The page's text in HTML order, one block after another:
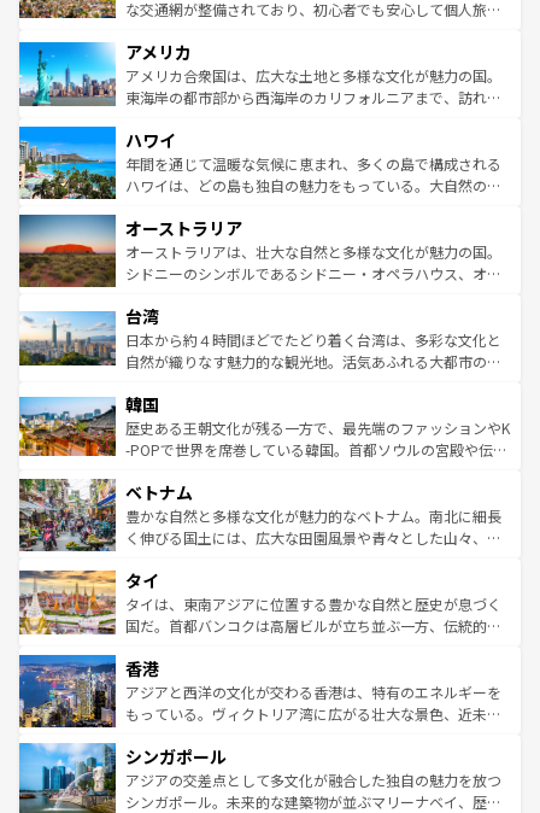
を参照してほしい。
戦など、本場だからこそできる体験も豊富。イギリスを旅
ンツ一覧を参照してほしい。
な交通網が整備されており、初心者でも安心して個人旅行
の建物がそのまま残る町や、スイスならではのユニークな
博物館もあり、アルプス観光だけでなく町歩きも満喫する
ことができる。国民の所得が高いため物価も高いが、旅行
ば市内交通費無料で観光を楽しむこともできる。 なお、新
着のスイス情報はコンテンツ一覧 を参照してほしい。
アメリカ
アメリカ合衆国は、広大な土地と多様な文化が魅力の国。
東海岸の都市部から西海岸のカリフォルニアまで、訪れる
のような巨大都市は、観光、ショッピング、エンターテイ
ンメントが詰まった刺激的なスポットだ。一方、アメリカ
西部には大自然が広がり、グランドキャニオンやイエロー
部のニューオーリンズでは、音楽と美食が融合した独特の
文化が魅力。旅行者はアメリカの各地域で異なる魅力を楽
しみながら、その多様性と豊かな歴史を感じることができ
ならではの贅沢な旅のスタイルだ。 なお、新着のアメリカ
情報はコンテンツ一覧を参照してほしい。
ハワイ
年間を通じて温暖な気候に恵まれ、多くの島で構成される
ハワイは、どの島も独自の魅力をもっている。大自然の神
ワイ島は見逃せない。また、定番の観光地といえばオアフ
島だが、静かな自然を求めるならマウイ島やカウアイ島が
おすすめ。エメラルドグリーンに輝く海をはじめ、豊かな
れるおもてなしの心で訪れる人々を迎えてくれるハワイの
人々、おいしいローカルフードやハワイアンミュージッ
ク、伝統的なフラダンスなど、すべてがハワイの魅力を彩
ワイを、存分に味わってほしい。 なお、新着のハワイ情報
はコンテンツ一覧を参照してほしい。
オーストラリア
オーストラリアは、壮大な自然と多様な文化が魅力の国。
シドニーのシンボルであるシドニー・オペラハウス、オー
リアリーフや大陸中央部にそびえるウルル（エアーズロッ
ク）、タスマニアの美しい原生林やケアンズの熱帯雨林な
ど、見どころがたくさん。また、カフェやワイン、オージ
いる。アクティビティも充実しており、サーフィンやダイ
ビング、ハイキングなど、アウトドア好きにはたまらな
い。オーストラリアの多彩な魅力を存分に味わいつくそ
参照してほしい。
台湾
日本から約４時間ほどでたどり着く台湾は、多彩な文化と
自然が織りなす魅力的な観光地。活気あふれる大都市の台
ン）、静ひつな山岳地帯である台湾東部など、都市の喧騒
と山間の静けさが共存しており、訪れる人に新しい発見と
驚きをもたらしてくれる。また、奥深い台湾の食文化も魅
容にもいいと評判のスイーツなど、バラエティ豊かな料理
が味わえる。 なお、新着の台湾情報は コンテンツ一覧を参
照してほしい。
韓国
歴史ある王朝文化が残る一方で、最先端のファッションやK
-POPで世界を席巻している韓国。首都ソウルの宮殿や伝統
き、地方に足を延ばせば四季折々の自然美を楽しむことが
できる。そして、キムチや焼肉、絶品のストリートフード
まで、さまざまな韓国料理が待っている。夜には、韓国な
リティに包まれながら、韓国の多彩な魅力を心ゆくまで味
わってみてほしい。 なお、新着の韓国情報はコンテンツ一
覧を参照してほしい。
ベトナム
豊かな自然と多様な文化が魅力的なベトナム。南北に細長
く伸びる国土には、広大な田園風景や青々とした山々、世
急速な発展と共に伝統が息づく。ハノイの古い町並みやホ
ーチミン市のフランス統治時代の建物も、独特の雰囲気を
醸し出している。また、バラエティの豊かさとおいしさで
とつ。フォーやバインミー、ベトナムコーヒーなどは、ぜ
ひ現地で味わいたい。どの地域を訪れてもあたたかい人々
が旅行者を迎えてくれるので、きっと忘れられない旅にな
参照してほしい。
タイ
タイは、東南アジアに位置する豊かな自然と歴史が息づく
国だ。首都バンコクは高層ビルが立ち並ぶ一方、伝統的な
の活気が交差している。北部ではチェンマイなどの山岳地
帯で自然と触れ合い、南部ではプーケットやクラビの美し
いビーチでリゾート気分を楽しむことができる。タイ料理
激する。気候は一年中温暖で、どの季節にも異なる楽しみ
が待っている。親しみやすいタイの人々、仏教を中心とし
た文化、そして多様な観光資源が、訪れる旅人を魅了し続
香港
アジアと西洋の文化が交わる香港は、特有のエネルギーを
もっている。ヴィクトリア湾に広がる壮大な景色、近未来
み、どこを訪れても感動するはず。観光スポットが密集し
ており、効率よく見どころを回れるのも魅力。息をのむよ
うな絶景から文化的な体験まで、香港を存分に楽しみ尽く
シンガポール
アジアの交差点として多文化が融合した独自の魅力を放つ
シンガポール。未来的な建築物が並ぶマリーナベイ、歴史